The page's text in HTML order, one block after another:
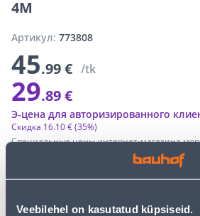
Veebilehel on kasutatud küpsiseid.
4M
Артикул: 773808
45.99 € /tk
29.89 €
Специальные цены интернет-магазина
Скидка 16.10 €(35%)
Э-цена для авторизированного